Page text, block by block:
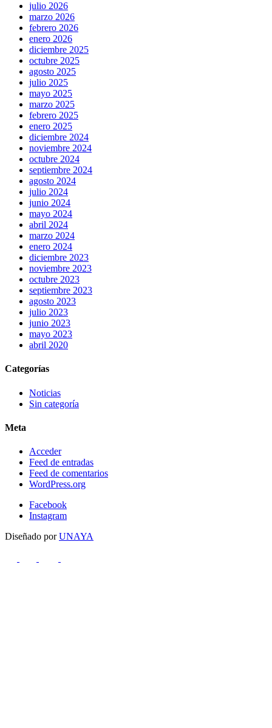
julio 2026
marzo 2026
febrero 2026
enero 2026
diciembre 2025
octubre 2025
agosto 2025
julio 2025
mayo 2025
marzo 2025
febrero 2025
enero 2025
diciembre 2024
noviembre 2024
octubre 2024
septiembre 2024
agosto 2024
julio 2024
junio 2024
mayo 2024
abril 2024
marzo 2024
enero 2024
diciembre 2023
noviembre 2023
octubre 2023
septiembre 2023
agosto 2023
julio 2023
junio 2023
mayo 2023
abril 2020
Categorías
Noticias
Sin categoría
Meta
Acceder
Feed de entradas
Feed de comentarios
WordPress.org
Facebook
Instagram
Diseñado porUNAYA